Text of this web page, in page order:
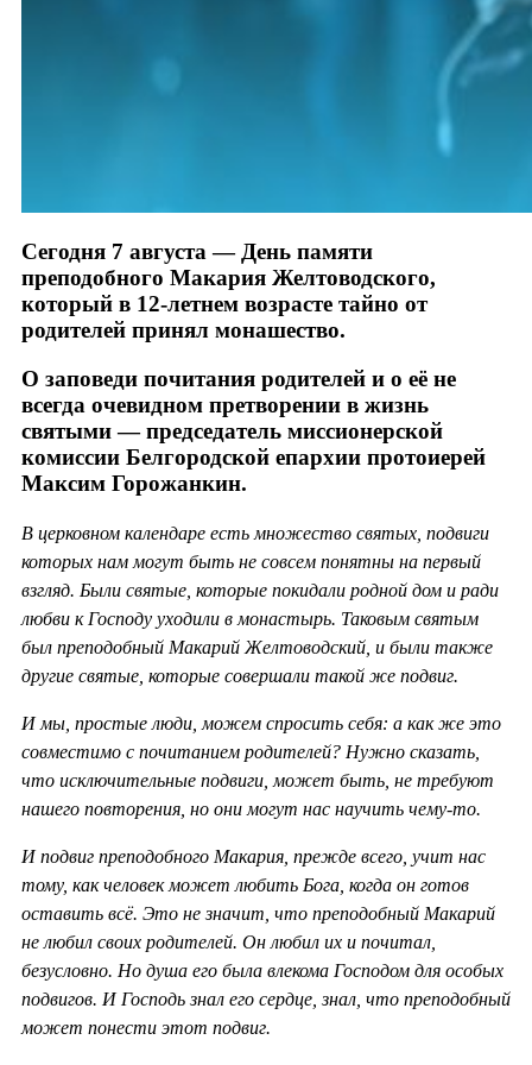
Сегодня 7 августа — День памяти
преподобного Макария Желтоводского,
который в 12-летнем возрасте тайно от
родителей принял монашество.
О заповеди почитания родителей и о её не
всегда очевидном претворении в жизнь
святыми — председатель миссионерской
комиссии Белгородской епархии протоиерей
Максим Горожанкин.
В церковном календаре есть множество святых, подвиги
которых нам могут быть не совсем понятны на первый
взгляд. Были святые, которые покидали родной дом и ради
любви к Господу уходили в монастырь. Таковым святым
был преподобный Макарий Желтоводский, и были также
другие святые, которые совершали такой же подвиг.
И мы, простые люди, можем спросить себя: а как же это
совместимо с почитанием родителей? Нужно сказать,
что исключительные подвиги, может быть, не требуют
нашего повторения, но они могут нас научить чему-то.
И подвиг преподобного Макария, прежде всего, учит нас
тому, как человек может любить Бога, когда он готов
оставить всё. Это не значит, что преподобный Макарий
не любил своих родителей. Он любил их и почитал,
безусловно. Но душа его была влекома Господом для особых
подвигов. И Господь знал его сердце, знал, что преподобный
может понести этот подвиг.